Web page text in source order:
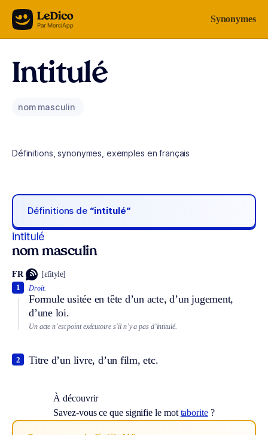
Aller au contenu Synonymes
Intitulé
nom masculin
Définitions, synonymes, exemples en français
Définitions de “intitulé“
intitulé
nom masculin
FR [ɛ̃tityle]
Droit.
Formule usitée en tête d’un acte, d’un jugement,
d’une loi.
1
Un acte n’est point exécutoire s’il n’y a pas d’intitulé.
Titre d’un livre, d’un film, etc.
2
À découvrir
Savez-vous ce que signifie le mot taborite?